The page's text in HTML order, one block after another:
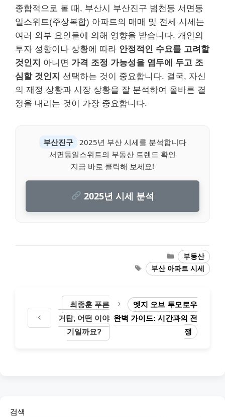
종합적으로 볼 때, 부산시 부산진구 범천동 서면동
일스위트(주상복합) 아파트의 매매 및 전세 시세는
여러 외부 요인들에 의해 영향을 받습니다. 개인의
투자 성향이나 상황에 따라 안정적인 수요를 고려할
것인지 아니면 가격 조정 가능성을 염두에 두고 조
심할 것인지 선택하는 것이 중요합니다. 결국, 자신
의 재정 상황과 시장 상황을 잘 분석하여 올바른 결
정을 내리는 것이 가장 중요합니다.
부산진구
2025년 부산 시세를 분석합니다
서면동일스위트의 부동산 트렌드 확인
지금 바로 클릭해 보세요!
2025년 시세 분석
Categories
부동산
Tags부산 아파트 시세
최종훈 푸른
거탑, 어떤 이야
기일까요?
엣지 오브 투모로우
완벽 가이드: 시간과의 전
쟁
검색